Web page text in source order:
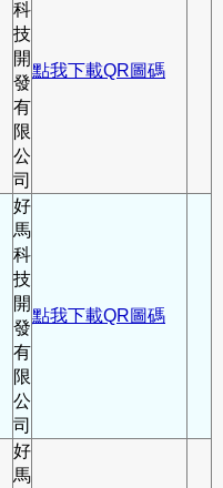
科
技
開
發
有
限
公
司
點我下載QR圖碼
好
馬
科
技
開
發
有
限
公
司
點我下載QR圖碼
好
馬